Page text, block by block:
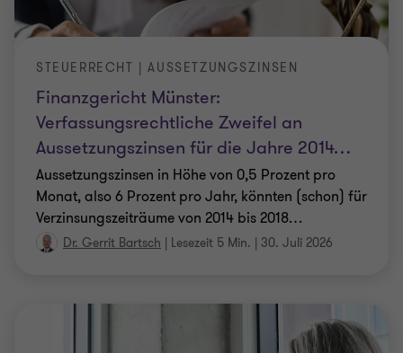
Finanzgericht Münster:
Verfassungsrechtliche Zweifel an
Aussetzungszinsen für die Jahre 2014…
STEUERRECHT | AUSSETZUNGSZINSEN
Aussetzungszinsen in Höhe von 0,5 Prozent pro
Monat, also 6 Prozent pro Jahr, könnten (schon) für
Verzinsungszeiträume von 2014 bis 2018…
Dr. Gerrit Bartsch | Lesezeit 5 Min. | 30. Juli 2026